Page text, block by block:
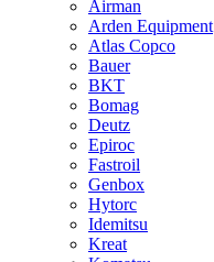
Airman
Arden Equipment
Atlas Сopco
Bauer
BKT
Bomag
Deutz
Epiroc
Fastroil
Genbox
Hytorc
Idemitsu
Kreat